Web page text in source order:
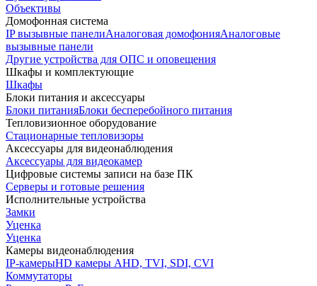
Объективы
Домофонная система
IP вызывные панелиАналоговая домофонияАналоговые
вызывные панели
Другие устройства для ОПС и оповещения
Шкафы и комплектующие
Шкафы
Блоки питания и аксессуары
Блоки питанияБлоки бесперебойного питания
Тепловизионное оборудование
Стационарные тепловизоры
Аксессуары для видеонаблюдения
Аксессуары для видеокамер
Цифровые системы записи на базе ПК
Серверы и готовые решения
Исполнительные устройства
Замки
Уценка
Уценка
Камеры видеонаблюдения
IP-камерыHD камеры AHD, TVI, SDI, CVI
Коммутаторы